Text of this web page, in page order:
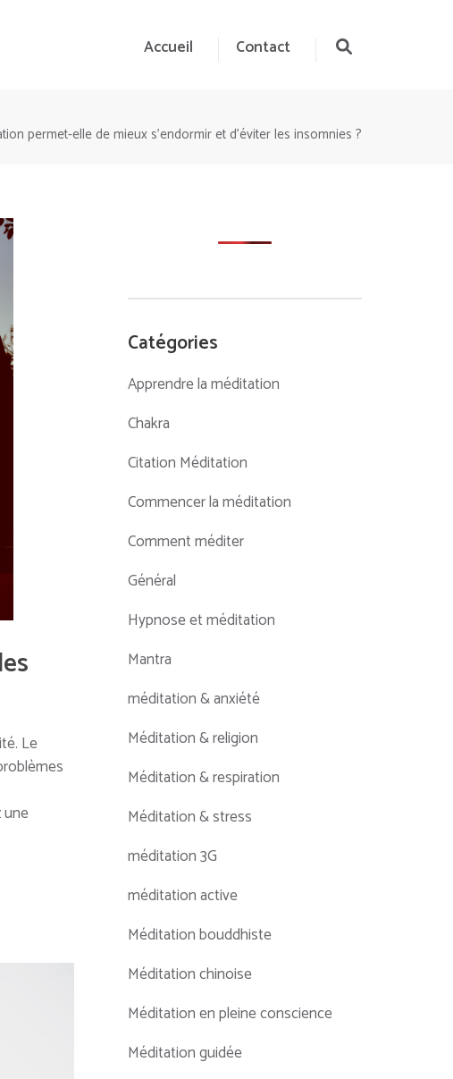
Accueil Contact
permet-elle de mieux s’endormir et d’éviter les insomnies ?
Le
une
Catégories
Apprendre la méditation
Chakra
Citation Méditation
Commencer la méditation
Comment méditer
Général
Hypnose et méditation
Mantra
méditation & anxiété
Méditation & religion
Méditation & respiration
Méditation & stress
méditation 3G
méditation active
Méditation bouddhiste
Méditation chinoise
Méditation en pleine conscience
Méditation guidée